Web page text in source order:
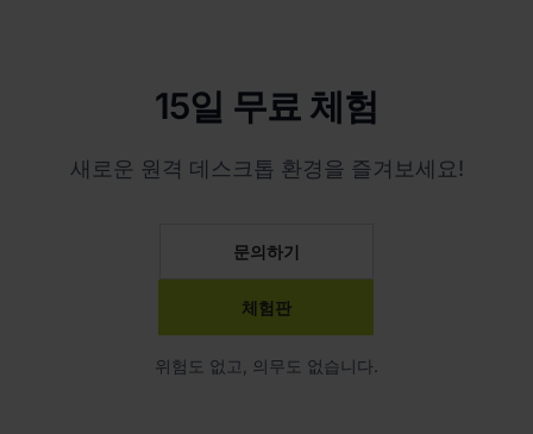
15일 무료 체험
새로운 원격 데스크톱 환경을 즐겨보세요!
문의하기
체험판
위험도 없고, 의무도 없습니다.